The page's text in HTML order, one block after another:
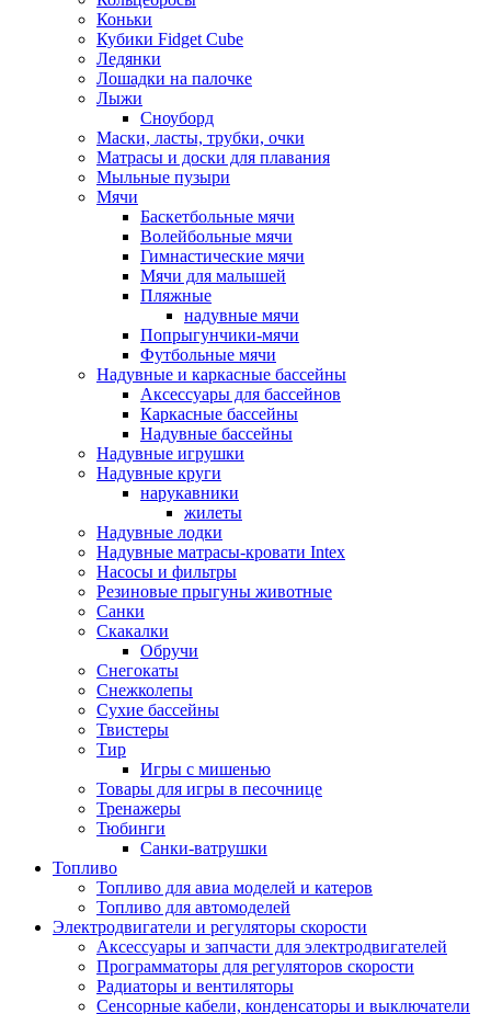
Коньки
Кубики Fidget Cube
Ледянки
Лошадки на палочке
Лыжи
Сноуборд
Маски, ласты, трубки, очки
Матрасы и доски для плавания
Мыльные пузыри
Мячи
Баскетбольные мячи
Волейбольные мячи
Гимнастические мячи
Мячи для малышей
Пляжные
надувные мячи
Попрыгунчики-мячи
Футбольные мячи
Надувные и каркасные бассейны
Аксессуары для бассейнов
Каркасные бассейны
Надувные бассейны
Надувные игрушки
Надувные круги
нарукавники
жилеты
Надувные лодки
Надувные матрасы-кровати Intex
Насосы и фильтры
Резиновые прыгуны животные
Санки
Скакалки
Обручи
Снегокаты
Снежколепы
Сухие бассейны
Твистеры
Тир
Игры с мишенью
Товары для игры в песочнице
Тренажеры
Тюбинги
Санки-ватрушки
Топливо
Топливо для авиа моделей и катеров
Топливо для автомоделей
Электродвигатели и регуляторы скорости
Аксессуары и запчасти для электродвигателей
Программаторы для регуляторов скорости
Радиаторы и вентиляторы
Сенсорные кабели, конденсаторы и выключатели